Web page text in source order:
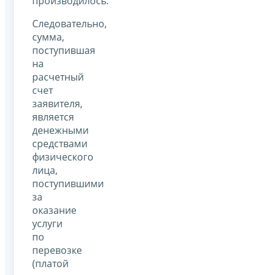
Следовательно,
сумма,
поступившая
на
расчетный
счет
заявителя,
является
денежными
средствами
физического
лица,
поступившими
за
оказание
услуги
по
перевозке
(платой